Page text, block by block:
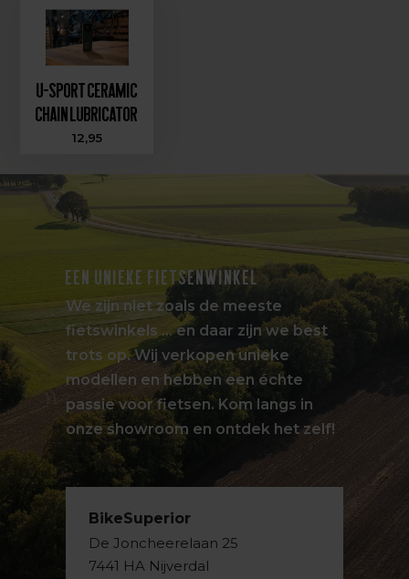
U-Sport Ceramic
Chain Lubricator
12,95
EEN UNIEKE FIETSENWINKEL
We zijn niet zoals de meeste
fietswinkels … en daar zijn we best
trots op. Wij verkopen unieke
modellen en hebben een échte
passie voor fietsen. Kom langs in
onze showroom en ontdek het zelf!
BikeSuperior
De Joncheerelaan 25
7441 HA Nijverdal